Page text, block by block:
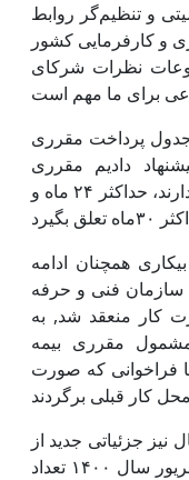
و تنظیم‌گر روابط
و کارفرمایی کشور
نظرات شرکای
جدول پرداخت مقرری
دادیم مقرری
مجردینی که بالای ۲۴۰ماه بیمه‌پردازی دارند، حداکثر ۲۴ ماه و
همچنان ادامه
سازمان فنی و حرفه
کار منعقد شد, به
مقرری بیمه
باید حتماً بعد از ۶ماه با فراخوانی که صورت
نیز جزئیاتی جدید از
اصلاح بیمه بیکاری خبر داد و گفت: شهریور سال ۱۴۰۰ تعداد